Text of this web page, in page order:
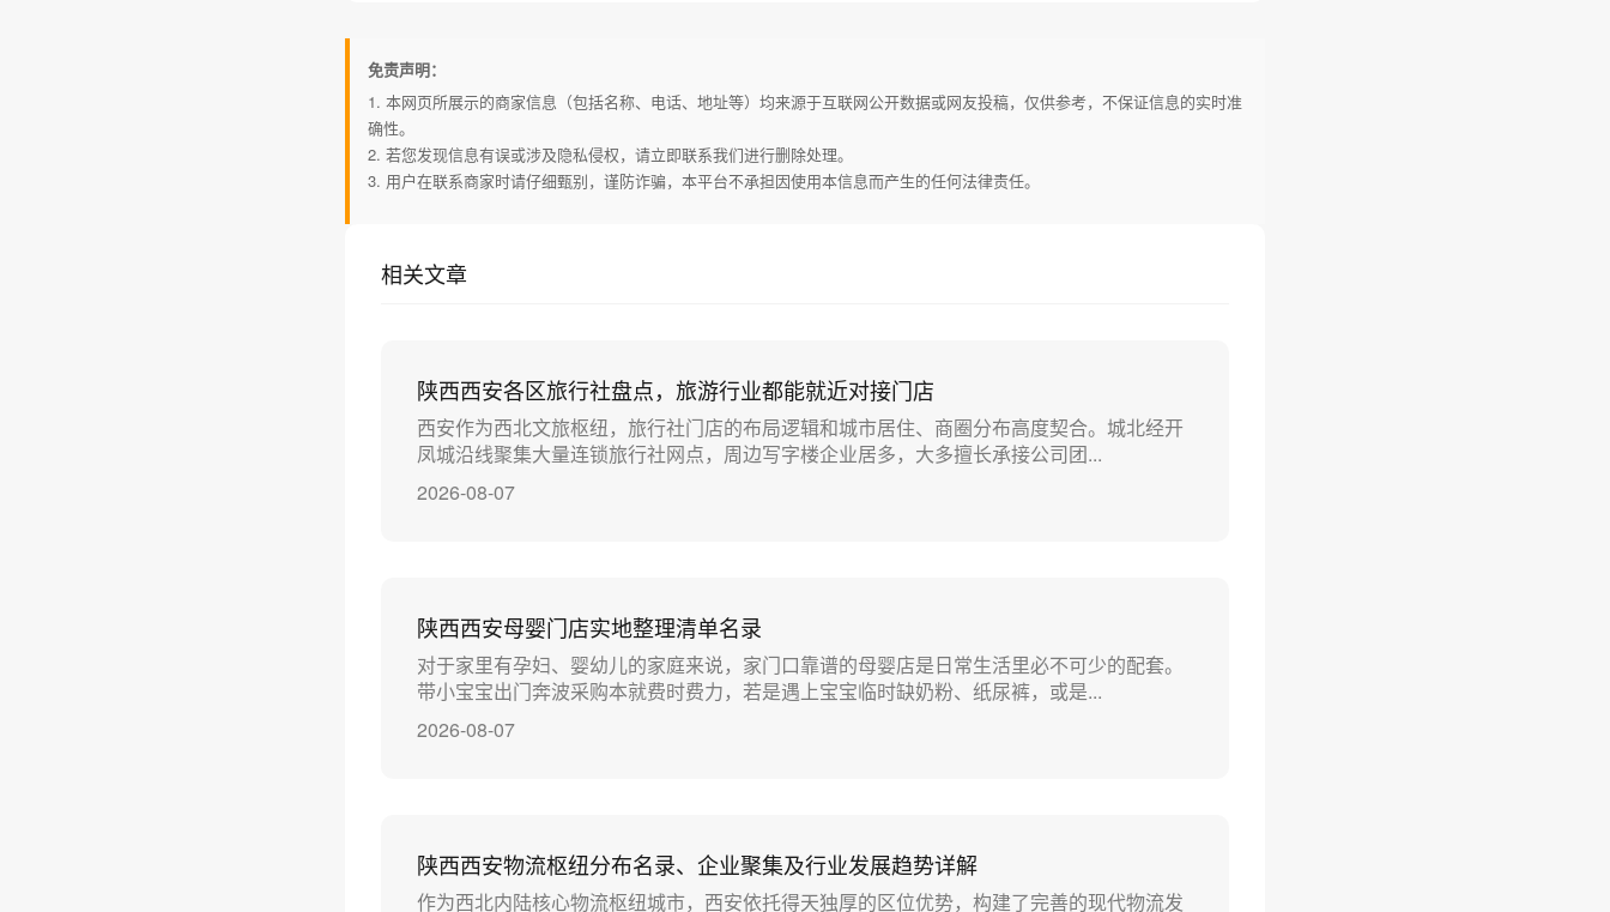
免责声明：
1. 本网页所展示的商家信息（包括名称、电话、地址等）均来源于互联网公开数据或网友投稿，仅供参考，不保证信息的实时准
确性。
2. 若您发现信息有误或涉及隐私侵权，请立即联系我们进行删除处理。
3. 用户在联系商家时请仔细甄别，谨防诈骗，本平台不承担因使用本信息而产生的任何法律责任。
相关文章
陕西西安各区旅行社盘点，旅游行业都能就近对接门店
西安作为西北文旅枢纽，旅行社门店的布局逻辑和城市居住、商圈分布高度契合。城北经开
凤城沿线聚集大量连锁旅行社网点，周边写字楼企业居多，大多擅长承接公司团...
2026-08-07
陕西西安母婴门店实地整理清单名录
对于家里有孕妇、婴幼儿的家庭来说，家门口靠谱的母婴店是日常生活里必不可少的配套。
带小宝宝出门奔波采购本就费时费力，若是遇上宝宝临时缺奶粉、纸尿裤，或是...
2026-08-07
陕西西安物流枢纽分布名录、企业聚集及行业发展趋势详解
作为西北内陆核心物流枢纽城市，西安依托得天独厚的区位优势，构建了完善的现代物流发